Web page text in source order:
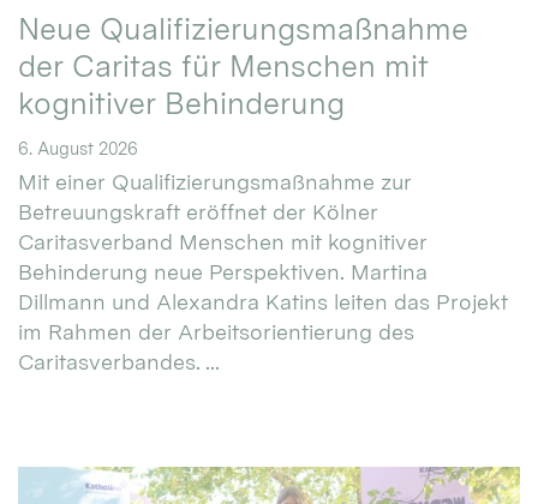
Neue Qualifizierungsmaßnahme
der Caritas für Menschen mit
kognitiver Behinderung
6. August 2026
Mit einer Qualifizierungsmaßnahme zur
Betreuungskraft eröffnet der Kölner
Caritasverband Menschen mit kognitiver
Behinderung neue Perspektiven. Martina
Dillmann und Alexandra Katins leiten das Projekt
im Rahmen der Arbeitsorientierung des
Caritasverbandes. ...